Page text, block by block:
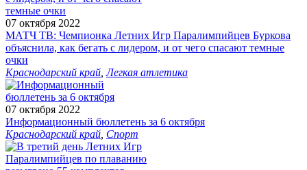
07 октября 2022
МАТЧ ТВ: Чемпионка Летних Игр Паралимпийцев Буркова
объяснила, как бегать с лидером, и от чего спасают темные
очки
Краснодарский край ,Легкая атлетика
07 октября 2022
Информационный бюллетень за 6 октября
Краснодарский край Спорт